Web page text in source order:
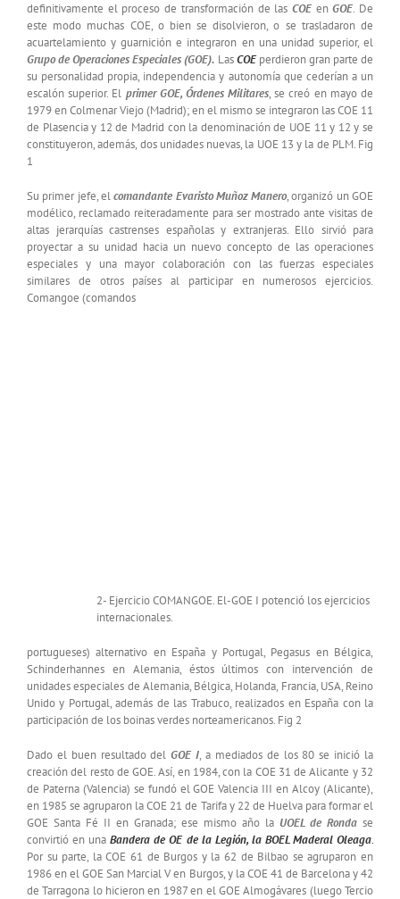
definitivamente el proceso de transformación de las COEenGOE. De
este modo muchas COE, o bien se disolvieron, o se trasladaron de
acuartelamiento y guarnición e integraron en una unidad superior, el
Grupo de Operaciones Especiales (GOE). LasCOEperdieron gran parte de
su personalidad propia, independencia y autonomía que cederían a un
escalón superior. El primer GOE, Órdenes Militares, se creó en mayo de
1979 en Colmenar Viejo (Madrid); en el mismo se integraron las COE 11
de Plasencia y 12 de Madrid con la denominación de UOE 11 y 12 y se
constituyeron, además, dos unidades nuevas, la UOE 13 y la de PLM. Fig
1
Su primer jefe, elcomandante Evaristo Muñoz Manero, organizó un GOE
modélico, reclamado reiteradamente para ser mostrado ante visitas de
altas jerarquías castrenses españolas y extranjeras. Ello sirvió para
proyectar a su unidad hacia un nuevo concepto de las operaciones
especiales y una mayor colaboración con las fuerzas especiales
similares de otros países al participar en numerosos ejercicios.
Comangoe (comandos
2- Ejercicio COMANGOE. El-GOE I potenció los ejercicios
internacionales.
portugueses) alternativo en España y Portugal, Pegasus en Bélgica,
Schinderhannes en Alemania, éstos últimos con intervención de
unidades especiales de Alemania, Bélgica, Holanda, Francia, USA, Reino
Unido y Portugal, además de las Trabuco, realizados en España con la
participación de los boinas verdes norteamericanos. Fig 2
Dado el buen resultado delGOE I, a mediados de los 80 se inició la
creación del resto de GOE. Así, en 1984, con la COE 31 de Alicante y 32
de Paterna (Valencia) se fundó el GOE Valencia III en Alcoy (Alicante),
en 1985 se agruparon la COE 21 de Tarifa y 22 de Huelva para formar el
GOE Santa Fé II en Granada; ese mismo año la UOEL de Ronda se
convirtió en unaBandera de OE de la Legión, la BOEL Maderal Oleaga.
Por su parte, la COE 61 de Burgos y la 62 de Bilbao se agruparon en
1986 en el GOE San Marcial V en Burgos, y la COE 41 de Barcelona y 42
de Tarragona lo hicieron en 1987 en el GOE Almogávares (luego Tercio